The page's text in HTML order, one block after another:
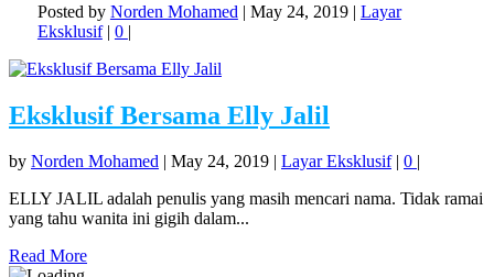
Posted by Norden Mohamed | May 24, 2019| Layar
Eksklusif| 0 |
Eksklusif Bersama Elly Jalil
by Norden Mohamed | May 24, 2019 | Layar Eksklusif| 0 |
ELLY JALIL adalah penulis yang masih mencari nama. Tidak ramai
yang tahu wanita ini gigih dalam...
Read More